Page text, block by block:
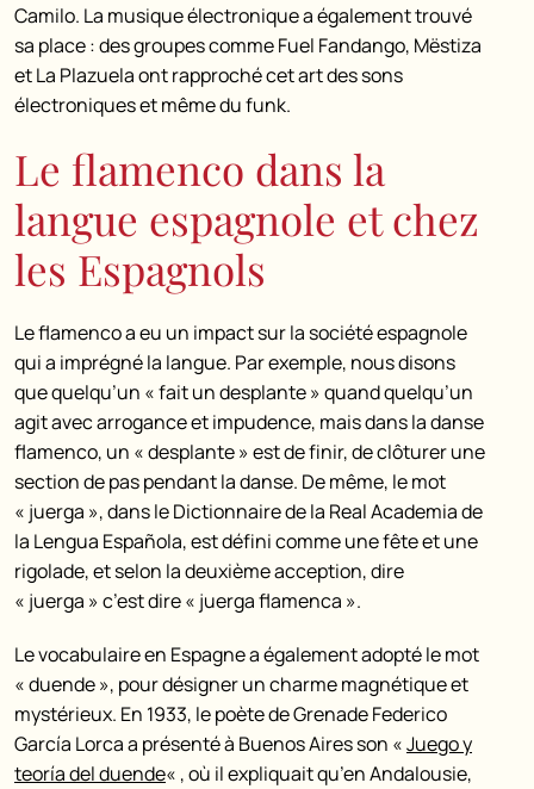
Camilo. La musique électronique a également trouvé
sa place : des groupes comme Fuel Fandango, Mëstiza
et La Plazuela ont rapproché cet art des sons
électroniques et même du funk.
Le flamenco dans la
langue espagnole et chez
les Espagnols
Le flamenco a eu un impact sur la société espagnole
qui a imprégné la langue. Par exemple, nous disons
que quelqu’un « fait un desplante » quand quelqu’un
agit avec arrogance et impudence, mais dans la danse
flamenco, un « desplante » est de finir, de clôturer une
section de pas pendant la danse. De même, le mot
« juerga », dans le Dictionnaire de la Real Academia de
la Lengua Española, est défini comme une fête et une
rigolade, et selon la deuxième acception, dire
« juerga » c’est dire « juerga flamenca ».
Le vocabulaire en Espagne a également adopté le mot
« duende », pour désigner un charme magnétique et
mystérieux. En 1933, le poète de Grenade Federico
García Lorca a présenté à Buenos Aires son «Juego y
teoría del duende« , où il expliquait qu’en Andalousie,